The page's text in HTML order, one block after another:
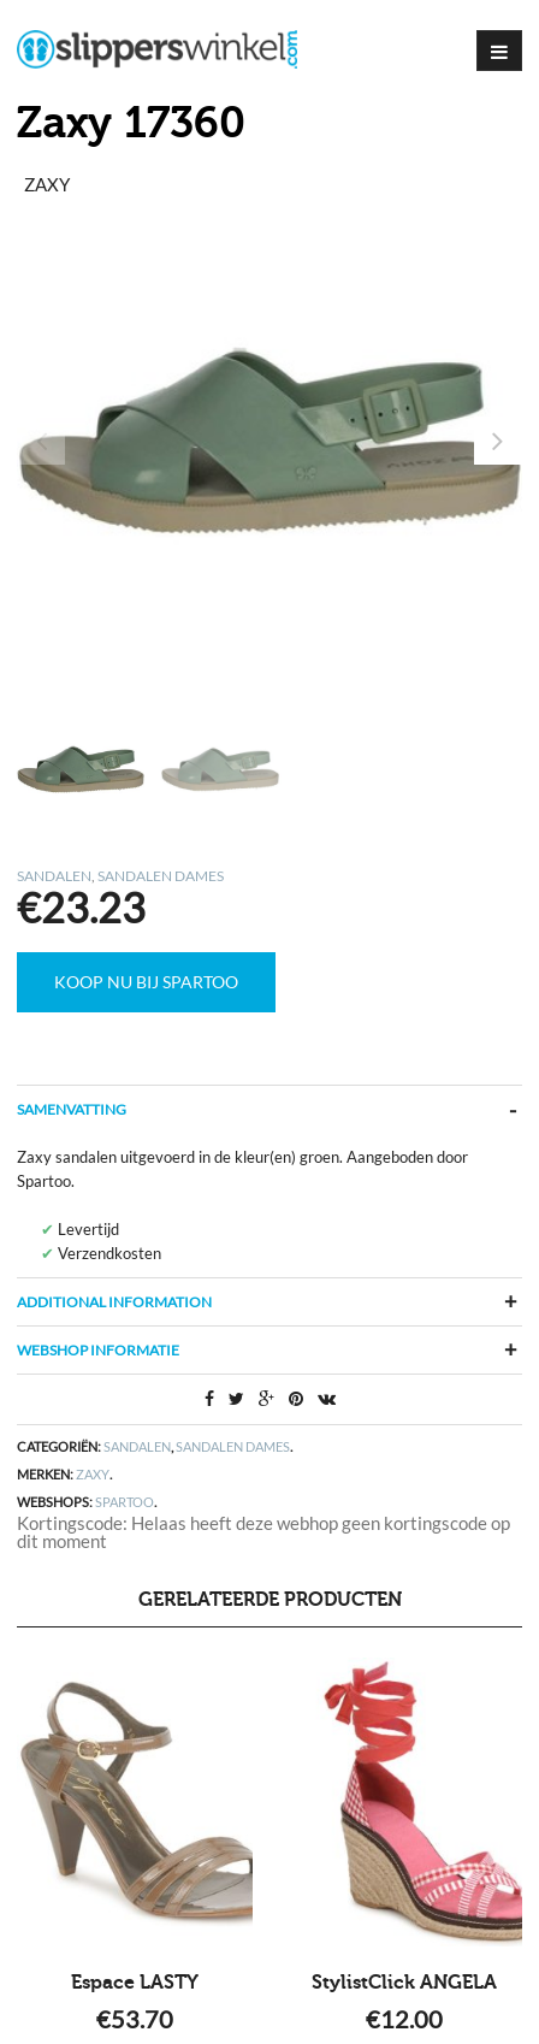
Zaxy 17360
ZAXY
SANDALEN ,SANDALEN DAMES
€23.23
KOOP NU BIJ SPARTOO
SAMENVATTING
Zaxy sandalen uitgevoerd in de kleur(en) groen. Aangeboden door
Spartoo.
Levertijd
Verzendkosten
ADDITIONAL INFORMATION
WEBSHOP INFORMATIE
CATEGORIËN:SANDALEN,SANDALEN DAMES.
MERKEN:ZAXY.
WEBSHOPS:SPARTOO.
Kortingscode: Helaas heeft deze webhop geen kortingscode op
dit moment
GERELATEERDE PRODUCTEN
Espace LASTY
€53.70
StylistClick ANGELA
€12.00